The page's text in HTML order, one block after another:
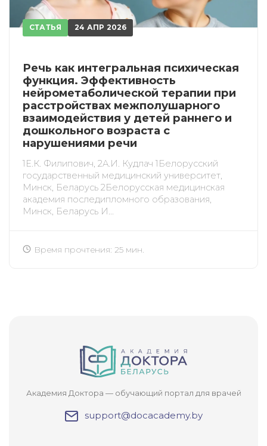
СТАТЬЯ 24 АПР 2026
Речь как интегральная психическая
функция. Эффективность
нейрометаболической терапии при
расстройствах межполушарного
взаимодействия у детей раннего и
дошкольного возраста с
нарушениями речи
1Е.К. Филипович, 2А.И. Кудлач 1Белорусский
государственный медицинский университет,
Минск, Беларусь 2Белорусская медицинская
академия последипломного образования,
Минск, Беларусь И...
Время прочтения: 25 мин.
Академия Доктора — обучающий портал для врачей
support@docacademy.by